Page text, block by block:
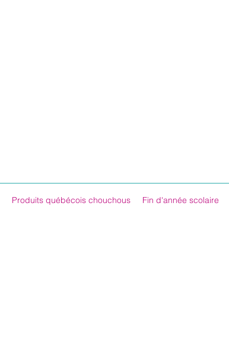
Produits québécois chouchous Fin d'année scolaire